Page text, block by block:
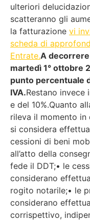
ulteriori
scatteranno gli
la fatturazione vi
scheda di
Entrate.A
martedì 1° ottobre
punto percentuale
IVA.Restano
e del 10%.Quanto
rileva il momento in
si considera
cessioni di beni
all’atto della
fede il DDT;• le
considerano
rogito notarile;• le
considerano
corrispettivo,